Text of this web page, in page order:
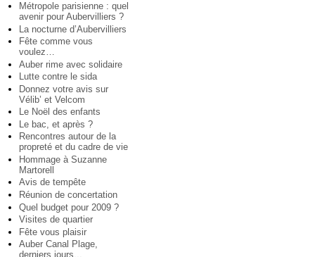
Métropole parisienne : quel
avenir pour Aubervilliers ?
La nocturne d’Aubervilliers
Fête comme vous
voulez…
Auber rime avec solidaire
Lutte contre le sida
Donnez votre avis sur
Vélib’ et Velcom
Le Noël des enfants
Le bac, et après ?
Rencontres autour de la
propreté et du cadre de vie
Hommage à Suzanne
Martorell
Avis de tempête
Réunion de concertation
Quel budget pour 2009 ?
Visites de quartier
Fête vous plaisir
Auber Canal Plage,
derniers jours...